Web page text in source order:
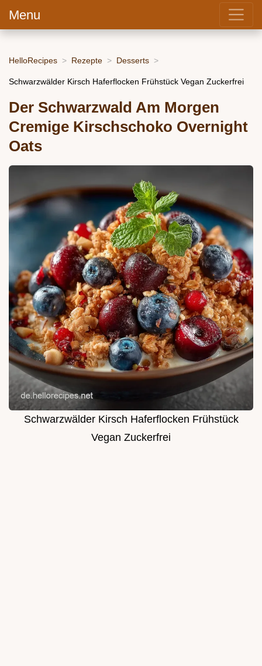
Menu
HelloRecipes Rezepte Desserts
Schwarzwälder Kirsch Haferflocken Frühstück Vegan Zuckerfrei
Der Schwarzwald Am Morgen
Cremige Kirschschoko Overnight
Oats
Schwarzwälder Kirsch Haferflocken Frühstück
Vegan Zuckerfrei